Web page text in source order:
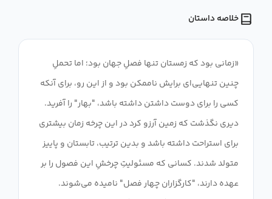
خلاصه داستان
«زمانی بود که زمستان تنها فصلِ جهان بود؛ اما تحملِ
چنین تنهایی‌ای برایش ناممکن بود و از این رو، برای آنکه
کسی را برای دوست داشتن داشته باشد، "بهار" را آفرید.
دیری نگذشت که زمین آرزو کرد در این چرخه زمان بیشتری
برای استراحت داشته باشد و بدین ترتیب، تابستان و پاییز
متولد شدند. کسانی که مسئولیتِ چرخشِ این فصول را بر